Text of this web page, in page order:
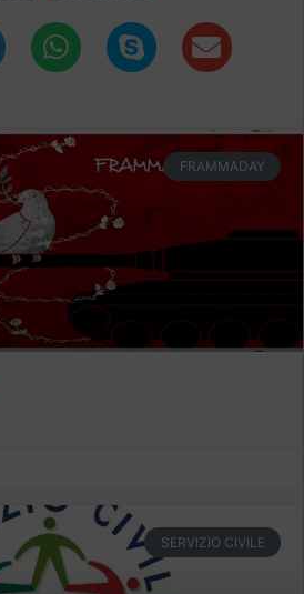
FRAMMADAY
SERVIZIO CIVILE